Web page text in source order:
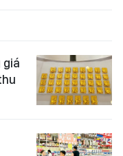
giá